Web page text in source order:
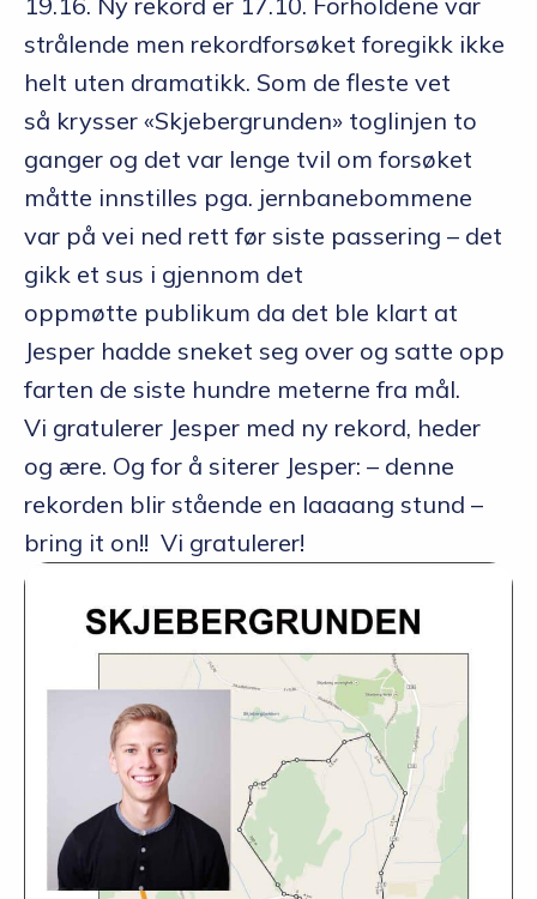
strålende men rekordforsøket foregikk ikke
helt uten dramatikk. Som de fleste vet
så krysser «Skjebergrunden» toglinjen to
ganger og det var lenge tvil om forsøket
måtte innstilles pga. jernbanebommene
var på vei ned rett før siste passering – det
gikk et sus i gjennom det
oppmøtte publikum da det ble klart at
Jesper hadde sneket seg over og satte opp
farten de siste hundre meterne fra mål.
Vi gratulerer Jesper med ny rekord, heder
og ære. Og for å siterer Jesper: – denne
rekorden blir stående en laaaang stund –
bring it on!! Vi gratulerer!